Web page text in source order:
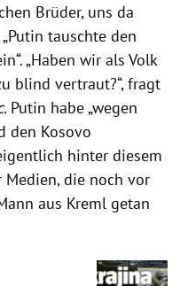
Brüder, uns da
tauschte den
„Haben wir als Volk
blind vertraut?“, fragt
Putin habe „wegen
den Kosovo
hinter diesem
die noch vor
aus Kreml getan